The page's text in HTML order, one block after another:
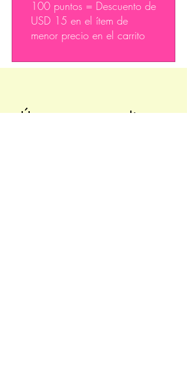
100 puntos = Descuento de
USD 15 en el ítem de
menor precio en el carrito
¡Únete a nuestra lista